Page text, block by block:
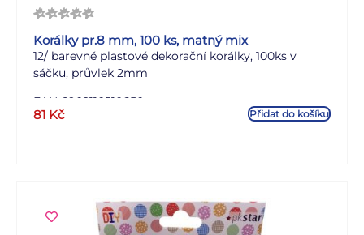
Korálky pr.8 mm, 100 ks, matný mix
12/ barevné plastové dekorační korálky, 100ks v
sáčku, průvlek 2mm
EAN 6902110510650
81 Kč Přidat do košíku